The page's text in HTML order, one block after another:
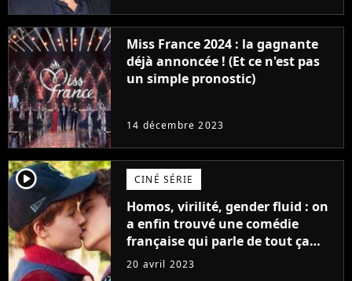
Miss France 2024 : la gagnante
déjà annoncée ! (Et ce n'est pas
un simple pronostic)
14 décembre 2023
player2 CINÉ SÉRIE
Homos, virilité, gender fluid : on
a enfin trouvé une comédie
française qui parle de tout ça
sans être super ringarde
20 avril 2023